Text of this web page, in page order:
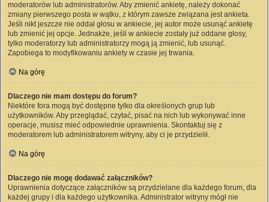
moderatorów lub administratorów. Aby zmienić ankietę, należy dokonać
zmiany pierwszego posta w wątku, z którym zawsze związana jest ankieta.
Jeśli nikt jeszcze nie oddał głosu w ankiecie, jej autor może usunąć ankietę
lub zmienić jej opcje. Jednakże, jeśli w ankiecie zostały już oddane głosy,
tylko moderatorzy lub administratorzy mogą ją zmienić, lub usunąć.
Zapobiega to modyfikowaniu ankiety w czasie jej trwania.
Na górę
Dlaczego nie mam dostępu do forum?
Niektóre fora mogą być dostępne tylko dla określonych grup lub
użytkowników. Aby przeglądać, czytać, pisać na nich lub wykonywać inne
operacje, musisz mieć odpowiednie uprawnienia. Skontaktuj się z
moderatorem lub administratorem witryny, aby ci je przydzielił.
Na górę
Dlaczego nie mogę dodawać załączników?
Uprawnienia dotyczące załączników są przydzielane dla każdego forum, dla
każdej grupy i dla każdego użytkownika. Administrator witryny mógł nie